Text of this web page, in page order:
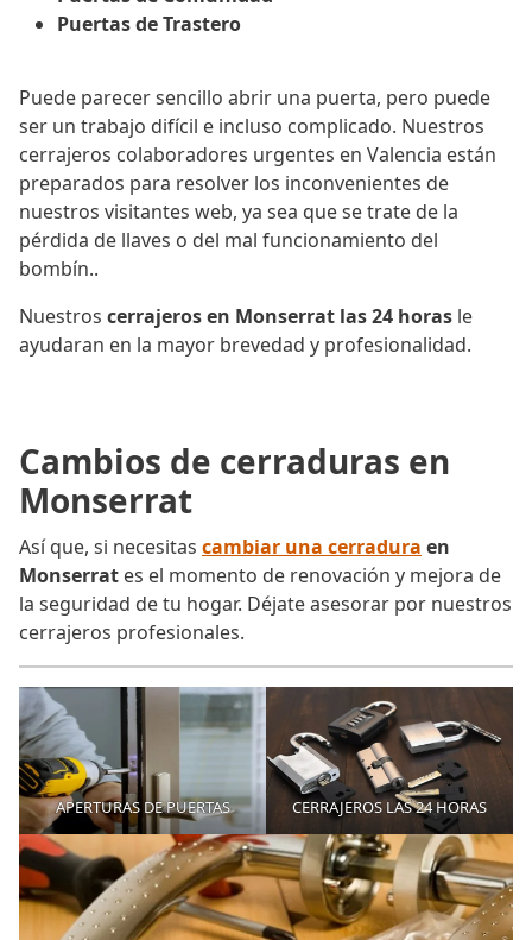
Puertas de Trastero
Puede parecer sencillo abrir una puerta, pero puede
ser un trabajo difícil e incluso complicado. Nuestros
cerrajeros colaboradores urgentes en Valencia están
preparados para resolver los inconvenientes de
nuestros visitantes web, ya sea que se trate de la
pérdida de llaves o del mal funcionamiento del
bombín..
Nuestros cerrajeros en Monserrat las 24 horas le
ayudaran en la mayor brevedad y profesionalidad.
Cambios de cerraduras en
Monserrat
Así que, si necesitas cambiar una cerradura en
Monserrat es el momento de renovación y mejora de
la seguridad de tu hogar. Déjate asesorar por nuestros
cerrajeros profesionales.
APERTURAS DE PUERTAS CERRAJEROS LAS 24 HORAS